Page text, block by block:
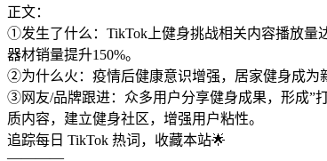
正文：
①发生了什么：TikTok上健身挑战相关内容播放量
器材销量提升150%。
②为什么火：疫情后健康意识增强，居家健身成为
③网友/品牌跟进：众多用户分享健身成果，形成”
质内容，建立健身社区，增强用户粘性。
追踪每日 TikTok 热词，收藏本站🌟
————